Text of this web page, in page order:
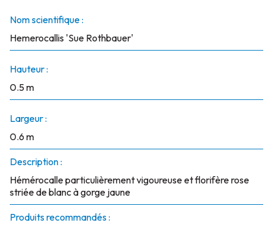
Nom scientifique :
Hemerocallis 'Sue Rothbauer'
Hauteur :
0.5 m
Largeur :
0.6 m
Description :
Hémérocalle particulièrement vigoureuse et florifère rose
striée de blanc à gorge jaune
Produits recommandés :